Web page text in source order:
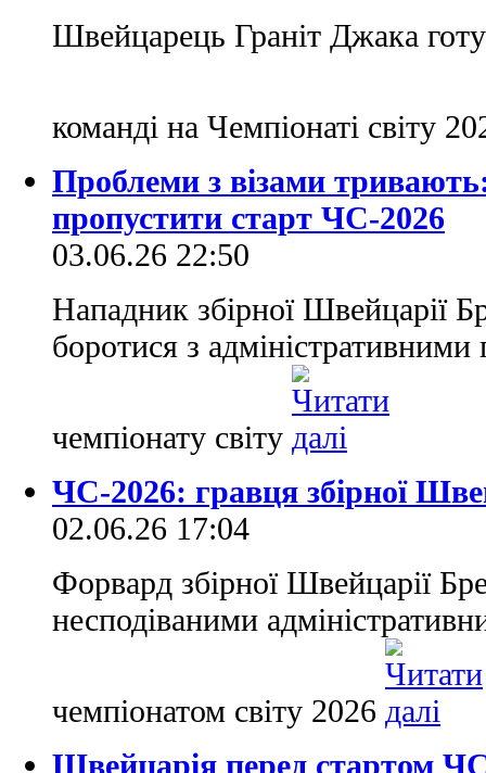
Швейцарець Граніт Джака
команді на Чемпіонаті світу
Проблеми з візами
пропустити старт ЧС-2026
03.06.26 22:50
Нападник збірної Швейцарії
боротися з
чемпіонату світу
ЧС-2026: гравця збірної
02.06.26 17:04
Форвард збірної Швейцарії
несподіваними
чемпіонатом світу 2026
Швейцарія перед стартом